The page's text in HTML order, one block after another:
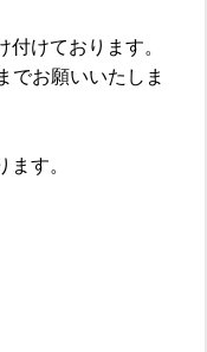
けております。
でお願いいたしま
す。